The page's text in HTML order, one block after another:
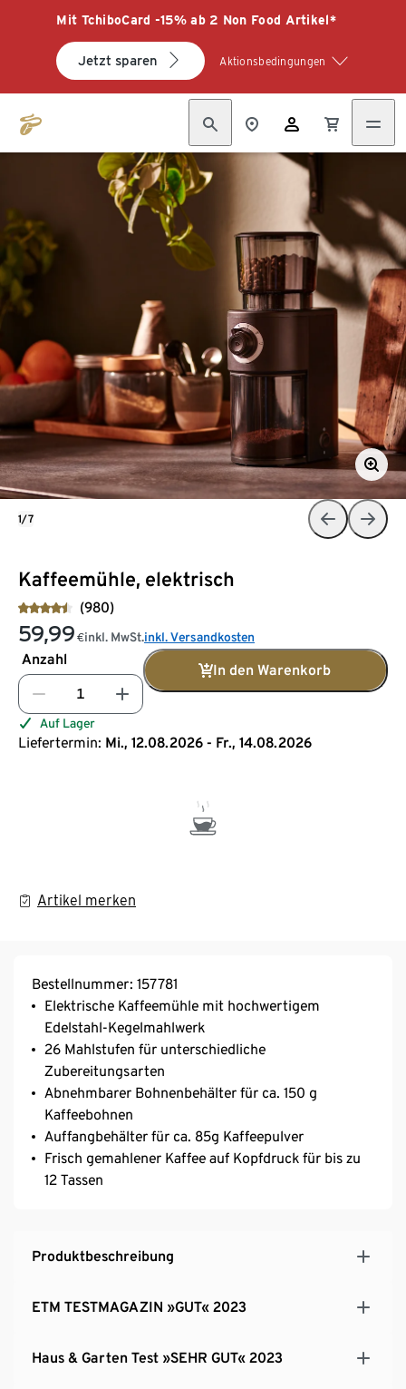
Mit TchiboCard -15% ab 2 Non Food Artikel*
Jetzt sparen Aktionsbedingungen
Kaffeemühle, elektrisch
(980)
59,99 €inkl. MwSt.inkl. Versandkosten
Anzahl
In den Warenkorb
Auf Lager
Liefertermin: Mi., 12.08.2026 - Fr., 14.08.2026
Artikel merken
1/7
Bestellnummer: 157781
Elektrische Kaffeemühle mit hochwertigem
Edelstahl-Kegelmahlwerk
26 Mahlstufen für unterschiedliche
Zubereitungsarten
Abnehmbarer Bohnenbehälter für ca. 150 g
Kaffeebohnen
Auffangbehälter für ca. 85g Kaffeepulver
Frisch gemahlener Kaffee auf Kopfdruck für bis zu
12 Tassen
Produktbeschreibung
ETM TESTMAGAZIN »GUT« 2023
Haus & Garten Test »SEHR GUT« 2023